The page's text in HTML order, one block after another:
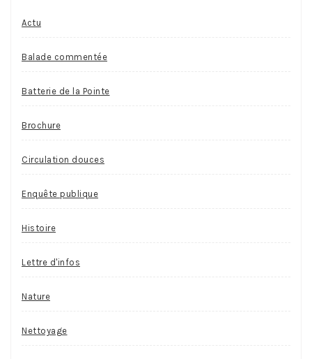
Actu
Balade commentée
Batterie de la Pointe
Brochure
Circulation douces
Enquête publique
Histoire
Lettre d'infos
Nature
Nettoyage